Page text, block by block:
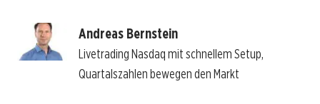
Andreas Bernstein
Livetrading Nasdaq mit schnellem Setup,
Quartalszahlen bewegen den Markt